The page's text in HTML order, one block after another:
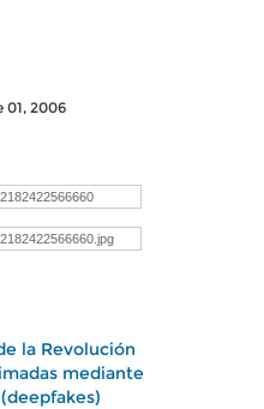
01, 2006
la Revolución
mediante